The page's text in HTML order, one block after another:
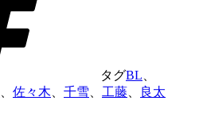
タグBL
佐々木 千雪 工藤 良太